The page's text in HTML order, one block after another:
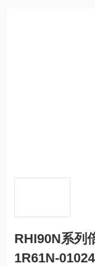
RHI90N系列
1R61N-